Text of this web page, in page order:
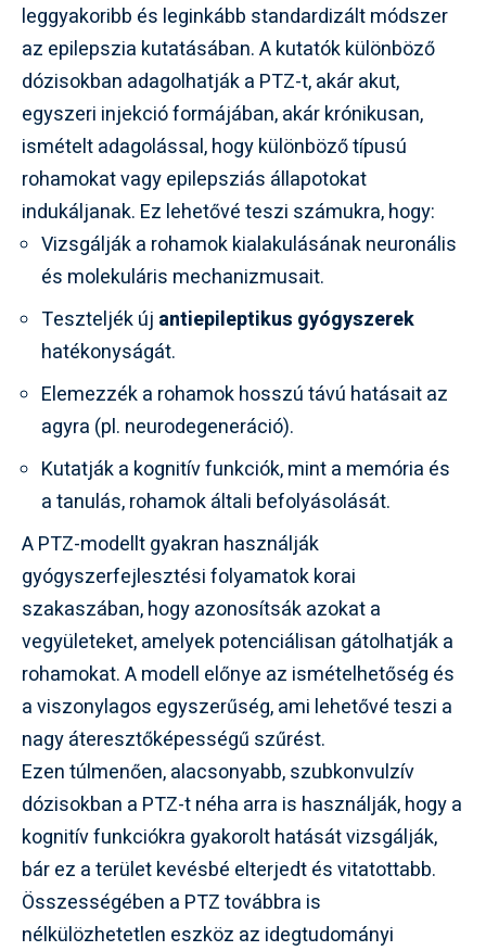
leggyakoribb és leginkább standardizált módszer
az epilepszia kutatásában. A kutatók különböző
dózisokban adagolhatják a PTZ-t, akár akut,
egyszeri injekció formájában, akár krónikusan,
ismételt adagolással, hogy különböző típusú
rohamokat vagy epilepsziás állapotokat
indukáljanak. Ez lehetővé teszi számukra, hogy:
Vizsgálják a rohamok kialakulásának neuronális
és molekuláris mechanizmusait.
Teszteljék új antiepileptikus gyógyszerek
hatékonyságát.
Elemezzék a rohamok hosszú távú hatásait az
agyra (pl. neurodegeneráció).
Kutatják a kognitív funkciók, mint a memória és
a tanulás, rohamok általi befolyásolását.
A PTZ-modellt gyakran használják
gyógyszerfejlesztési folyamatok korai
szakaszában, hogy azonosítsák azokat a
vegyületeket, amelyek potenciálisan gátolhatják a
rohamokat. A modell előnye az ismételhetőség és
a viszonylagos egyszerűség, ami lehetővé teszi a
nagy áteresztőképességű szűrést.
Ezen túlmenően, alacsonyabb, szubkonvulzív
dózisokban a PTZ-t néha arra is használják, hogy a
kognitív funkciókra gyakorolt hatását vizsgálják,
bár ez a terület kevésbé elterjedt és vitatottabb.
Összességében a PTZ továbbra is
nélkülözhetetlen eszköz az idegtudományi